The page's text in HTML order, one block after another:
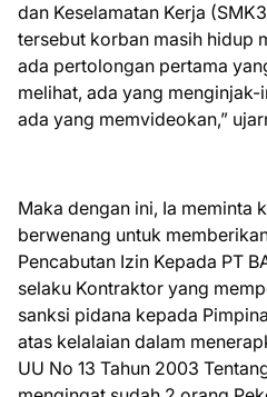
dan Keselamatan Kerja
tersebut korban masih hidup
ada pertolongan pertama
melihat, ada yang
ada yang memvideokan,”
Maka dengan ini, Ia meminta
berwenang untuk
Pencabutan Izin Kepada PT
selaku Kontraktor yang
sanksi pidana kepada
atas kelalaian dalam
UU No 13 Tahun 2003